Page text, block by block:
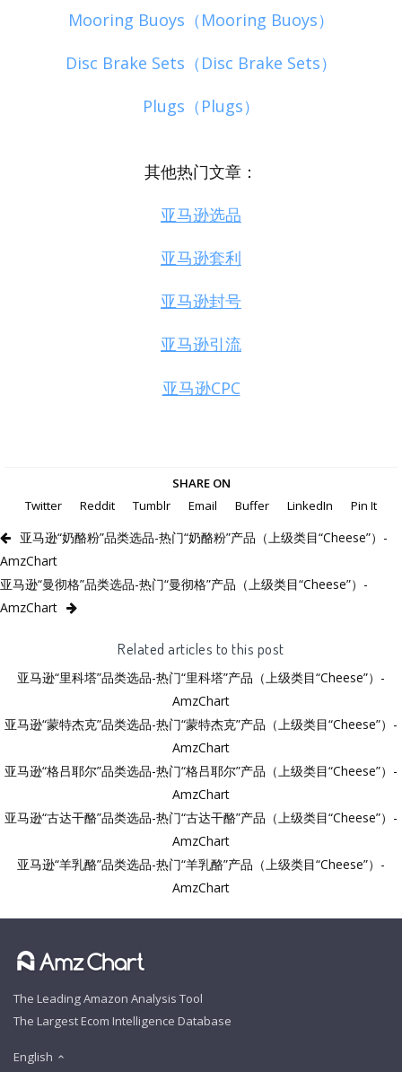
Mooring Buoys（Mooring Buoys）
Disc Brake Sets（Disc Brake Sets）
Plugs（Plugs）
其他热门文章：
亚马逊选品
亚马逊套利
亚马逊封号
亚马逊引流
亚马逊CPC
SHARE ON
Twitter
Reddit Tumblr Email Buffer LinkedIn Pin It
亚马逊“奶酪粉”品类选品-热门“奶酪粉”产品（上级类目“Cheese”）-
AmzChart
亚马逊“曼彻格”品类选品-热门“曼彻格”产品（上级类目“Cheese”）-
AmzChart
Related articles to this post
亚马逊“里科塔”品类选品-热门“里科塔”产品（上级类目“Cheese”）-
AmzChart
亚马逊“蒙特杰克”品类选品-热门“蒙特杰克”产品（上级类目“Cheese”）-
AmzChart
亚马逊“格吕耶尔”品类选品-热门“格吕耶尔”产品（上级类目“Cheese”）-
AmzChart
亚马逊“古达干酪”品类选品-热门“古达干酪”产品（上级类目“Cheese”）-
AmzChart
亚马逊“羊乳酪”品类选品-热门“羊乳酪”产品（上级类目“Cheese”）-
AmzChart
The Leading Amazon Analysis Tool
The Largest Ecom Intelligence Database
English